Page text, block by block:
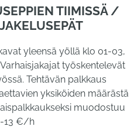
TIIMISSÄ /
yleensä yöllä klo 01-03,
työskentelevät
Tehtävän palkkaus
yksiköiden määrästä
muodostuu
13 €/h